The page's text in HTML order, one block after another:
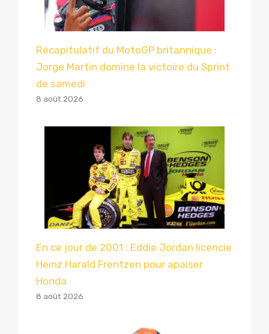
Récapitulatif du MotoGP britannique :
Jorge Martin domine la victoire du Sprint
de samedi
8 août 2026
En ce jour de 2001 : Eddie Jordan licencie
Heinz Harald Frentzen pour apaiser
Honda
8 août 2026